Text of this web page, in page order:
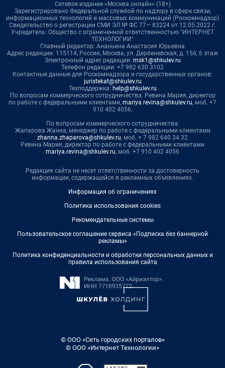
Сетевое издание «Москва онлайн» (18+)
Зарегистрировано Федеральной службой по надзору в сфере связи,
информационных технологий и массовых коммуникаций (Роскомнадзор)
Свидетельство о регистрации СМИ ЭЛ № ФС 77— 83224 от 12.05.2022 г.
Учредитель: Общество с ограниченной ответственностью "ИНТЕРНЕТ
ТЕХНОЛОГИИ"
Главный редактор: Ананьина Анастасия Юрьевна
Адрес редакции: 115114, Россия, Москва, ул. Дербеневская, д. 15б, 6 этаж
Электронный адрес редакции: msk1@shkulev.ru
Телефон редакции: +7 982 630 3102
Контактные данные для Роскомнадзора и государственных органов:
juristekat@shkulev.ru
Техподдержка: help@shkulev.ru
По вопросам коммерческого сотрудничества: Ревина Мария, директор
по работе с федеральными клиентами, mariya.revina@shkulev.ru, моб. +7
910 402 4056.
По вопросам коммерческого сотрудничества:
Жапарова Жанна, менеджер по работе с федеральными клиентами
zhanna.zhaparova@shkulev.ru, моб. + 7 982 640 34 32
Ревина Мария, директор по работе с федеральными клиентами
mariya.revina@shkulev.ru, моб. +7 910 402 4056
Редакция сайта не несет ответственности за достоверность
информации, содержащейся в рекламных объявлениях.
Информация об ограничениях
Политика использования cookies
Рекомендательные системы
Пользовательское соглашение сервиса «Подписка без баннерной
рекламы»
Политика конфиденциальности и обработки персональных данных и
правила использования сайта
© ООО «Сеть городских порталов»
© ООО «Интернет Технологии»